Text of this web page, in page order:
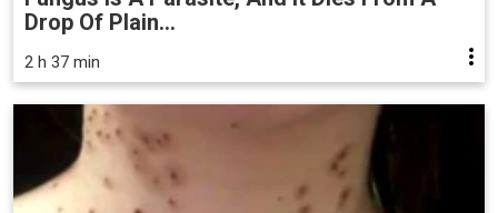
Drop Of Plain...
2 h 37 min